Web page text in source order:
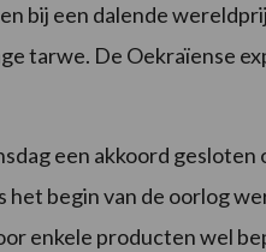
bij een dalende
tarwe. De Oekraïense
een akkoord
het begin van de oorlog
enkele producten wel